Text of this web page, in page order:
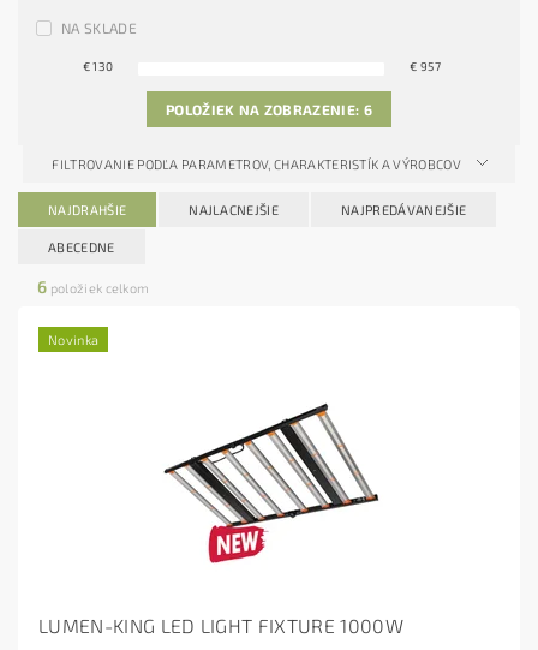
NA SKLADE
€130 € 957
POLOŽIEK NA ZOBRAZENIE: 6
FILTROVANIE PODĽA PARAMETROV, CHARAKTERISTÍK A VÝROBCOV
NAJDRAHŠIE NAJLACNEJŠIE NAJPREDÁVANEJŠIE
ABECEDNE
6 položiek celkom
Novinka
LUMEN-KING LED LIGHT FIXTURE 1000W